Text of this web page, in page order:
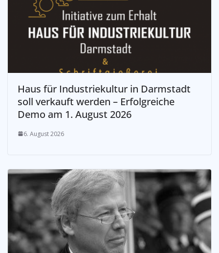
Haus für Industriekultur in Darmstadt
soll verkauft werden – Erfolgreiche
Demo am 1. August 2026
6. August 2026